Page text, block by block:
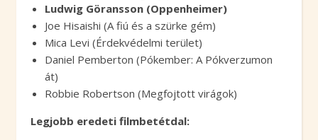
Ludwig Göransson (Oppenheimer)
Joe Hisaishi (A fiú és a szürke gém)
Mica Levi (Érdekvédelmi terület)
Daniel Pemberton (Pókember: A Pókverzumon
át)
Robbie Robertson (Megfojtott virágok)
Legjobb eredeti filmbetétdal: